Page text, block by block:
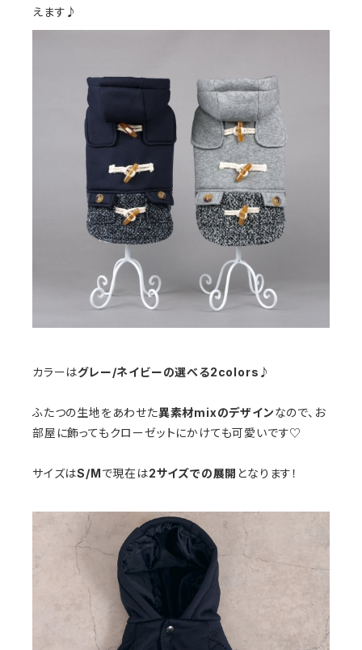
えます♪
カラーはグレー/ネイビーの選べる2colors ♪
ふたつの生地をあわせた異素材mixのデザインなので、お
部屋に飾ってもクローゼットにかけても可愛いです♡
サイズはS/Mで現在は2サイズでの展開 となります！